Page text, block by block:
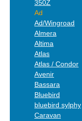
350Z
Ad
Ad/Wingroad
Almera
Altima
Atlas
Atlas / Condor
Avenir
Bassara
Bluebird
bluebird sylphy
Caravan